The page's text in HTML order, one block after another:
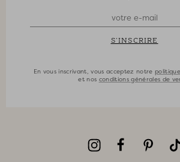
S'INSCRIRE
En vous inscrivant, vous acceptez notre
et nos conditions générales de